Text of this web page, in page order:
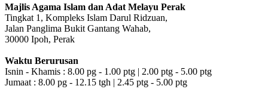
Majlis Agama Islam dan Adat Melayu Perak
Tingkat 1, Kompleks Islam Darul Ridzuan,
Jalan Panglima Bukit Gantang Wahab,
30000 Ipoh, Perak
Waktu Berurusan
Isnin - Khamis : 8.00 pg - 1.00 ptg | 2.00 ptg - 5.00 ptg
Jumaat : 8.00 pg - 12.15 tgh | 2.45 ptg - 5.00 ptg